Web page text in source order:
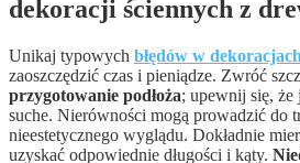
dekoracji ściennych z
Unikaj typowych błędów w
zaoszczędzić czas i pieniądze. Zwróć
przygotowanie podłoża; upewnij się, że
suche. Nierówności mogą prowadzić do
nieestetycznego wyglądu. Dokładnie
uzyskać odpowiednie długości i kąty.